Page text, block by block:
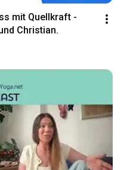
mit Quellkraft -
Christian.